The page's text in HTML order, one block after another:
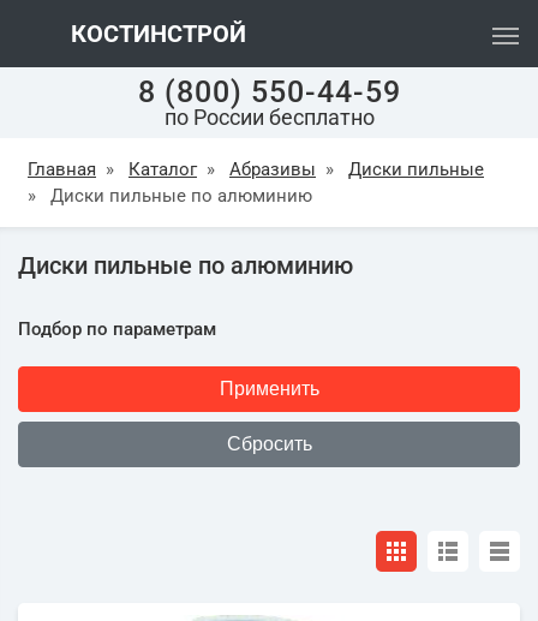
КОСТИНСТРОЙ
8 (800) 550-44-59
по России бесплатно
Главная » Каталог » Абразивы »
Диски пильные
»
Диски пильные по алюминию
Диски пильные по алюминию
Подбор по параметрам